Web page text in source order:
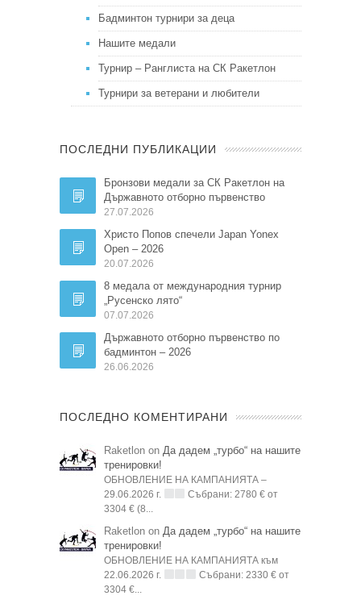
Бадминтон турнири за деца
Нашите медали
Турнир – Ранглиста на СК Ракетлон
Турнири за ветерани и любители
ПОСЛЕДНИ ПУБЛИКАЦИИ
Бронзови медали за СК Ракетлон на
Държавното отборно първенство
27.07.2026
Христо Попов спечели Japan Yonex
Open – 2026
20.07.2026
8 медала от международния турнир
„Русенско лято“
07.07.2026
Държавното отборно първенство по
бадминтон – 2026
26.06.2026
ПОСЛЕДНО КОМЕНТИРАНИ
Raketlon on Да дадем „турбо“ на нашите
тренировки!
ОБНОВЛЕНИЕ НА КАМПАНИЯТА –
29.06.2026 г.
Събрани: 2780 € от
3304 € (8...
Raketlon on Да дадем „турбо“ на нашите
тренировки!
ОБНОВЛЕНИЕ НА КАМПАНИЯТА към
22.06.2026 г.
Събрани: 2330 € от
3304 €...